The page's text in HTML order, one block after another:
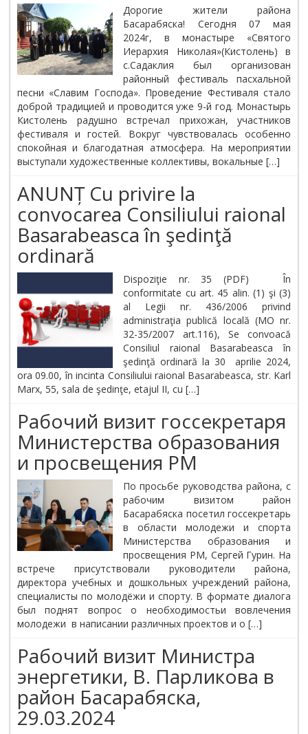
Дорогие жители района
Басарабяска! Сегодня 07 мая
2024г, в монастыре «Святого
Иерархия Николая»(Кистолень) в
с.Садаклия был организован
районный фестиваль пасхальной
песни «Славим Господа». Проведение Фестиваля стало
доброй традицией и проводится уже 9-й год. Монастырь
Кистолень радушно встречал прихожан, участников
фестиваля и гостей. Вокруг чувствовалась особенно
спокойная и благодатная атмосфера. На мероприятии
выступали художественные коллективы, вокальные […]
ANUNȚ Cu privire la
convocarea Consiliului raional
Basarabeasca în şedinţă
ordinară
Dispoziţie nr. 35 (PDF) În
conformitate cu art. 45 alin. (1) şi (3)
al Legii nr. 436/2006 privind
administraţia publică locală (MO nr.
32-35/2007 art.116), Se convoacă
Consiliul raional Basarabeasca în
şedinţă ordinară la 30 aprilie 2024,
ora 09.00, în incinta Consiliului raional Basarabeasca, str. Karl
Marx, 55, sala de şedinţe, etajul II, cu […]
Рабочий визит госсекретаря
Министерства образования
и просвещения РМ
По просьбе руководства района, с
рабочим визитом район
Басарабяска посетил госсекретарь
в области молодежи и спорта
Министерства образования и
просвещения РМ, Сергей Гурин. На
встрече присутствовали руководители района,
директора учебных и дошкольных учреждений района,
специалисты по молодёжи и спорту. В формате диалога
был поднят вопрос о необходимостьи вовлечения
молодежи в написании различных проектов и о […]
Рабочий визит Министра
энергетики, В. Парликова в
район Басарабяска,
29.03.2024